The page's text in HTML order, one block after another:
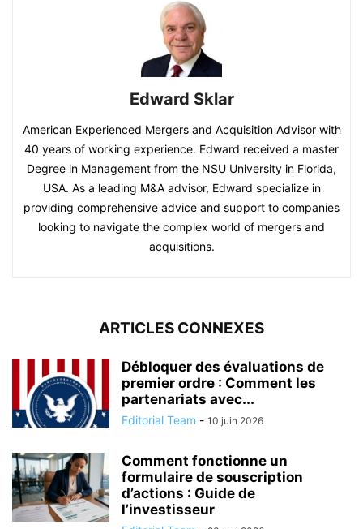
Edward Sklar
American Experienced Mergers and Acquisition Advisor with
40 years of working experience. Edward received a master
Degree in Management from the NSU University in Florida,
USA. As a leading M&A advisor, Edward specialize in
providing comprehensive advice and support to companies
looking to navigate the complex world of mergers and
acquisitions.
ARTICLES CONNEXES
Débloquer des évaluations de
premier ordre : Comment les
partenariats avec...
Editorial Team - 10 juin 2026
Comment fonctionne un
formulaire de souscription
d’actions : Guide de
l’investisseur